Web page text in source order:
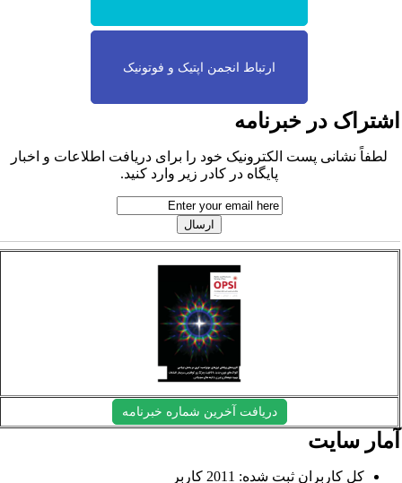
ارتباط انجمن اپتیک و فوتونیک
در خبرنامه
لطفاً نشانی پست الکترونیک خود را برای دریافت اطلاعات و اخبار
پایگاه در کادر زیر وارد کنید.
دریافت آخرین شماره خبرنامه
سایت
کل کاربران ثبت شده: 2011 کاربر